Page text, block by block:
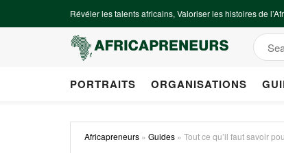
Révéler les talents africains, Valoriser les histoires de
PORTRAITS ORGANISATIONS
Africapreneurs » Guides » Tout ce qu’il faut savoir